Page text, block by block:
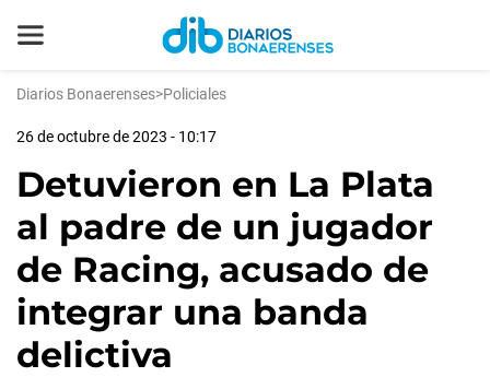
Diarios Bonaerenses>Policiales
26 de octubre de 2023 - 10:17
Detuvieron en La Plata
al padre de un jugador
de Racing, acusado de
integrar una banda
delictiva